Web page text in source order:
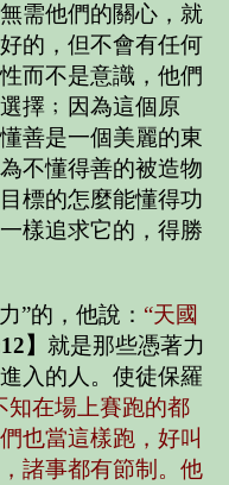
需他們的關心，就
的，但不會有任何
而不是意識，他們
擇﹔因為這個原
善是一個美麗的東
不懂得善的被造物
標的怎麼能懂得功
樣追求它的，得勝
”的，他說： “天國
】 就是那些憑著力
入的人。使徒保羅
知在場上賽跑的都
也當這樣跑，好叫
諸事都有節制。他